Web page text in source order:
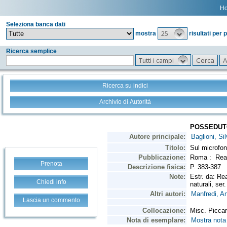
Seleziona banca dati
mostra
25 risultati per
Ricerca semplice
Tutti i campi
Ricerca su indici
Archivio di Autorità
Prenota
Chiedi info
Lascia un commento